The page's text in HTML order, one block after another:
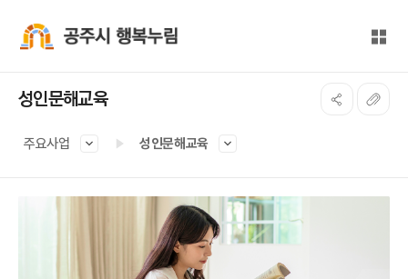
전체
성인문해교육
주요사업 성인문해교육